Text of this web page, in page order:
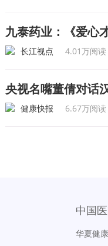
九泰药业：《爱心
长江视点 4.01万阅读
央视名嘴董倩对话
健康快报 6.67万阅读
中国
华夏健